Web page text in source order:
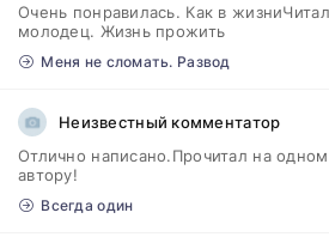
Очень понравилась. Как в
молодец. Жизнь прожить
Меня не сломать. Развод
Неизвестный комментатор
Отлично написано.Прочитал на
автору!
Всегда один